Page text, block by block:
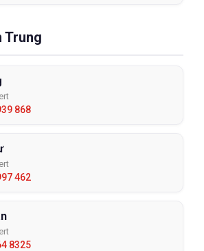
Trung
868
462
8325